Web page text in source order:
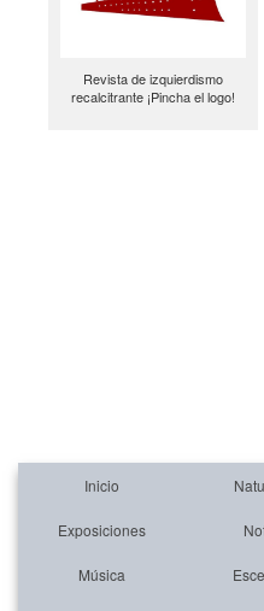
Revista de izquierdismo
recalcitrante ¡Pincha el logo!
Inicio
Exposiciones
Música